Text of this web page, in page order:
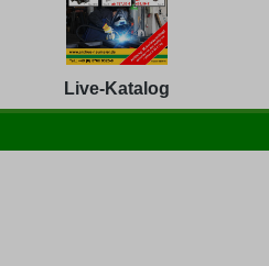
Live-Katalog